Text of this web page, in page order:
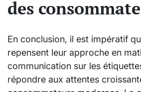
des
En conclusion, il est impératif
repensent leur approche en
communication sur les
répondre aux attentes